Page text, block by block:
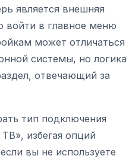
является внешняя
войти в главное меню
может
системы, но логика
отвечающий за
тип подключения
избегая опций
вы не используете